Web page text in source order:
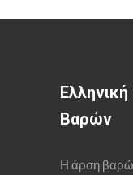
Βαρών
Η άρση